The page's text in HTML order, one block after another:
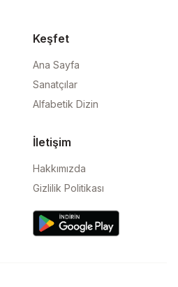
Keşfet
Ana Sayfa
Sanatçılar
Alfabetik Dizin
İletişim
Hakkımızda
Gizlilik Politikası